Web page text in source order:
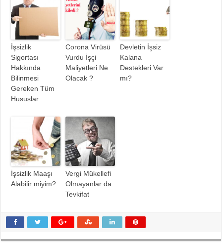
İşsizlik
Sigortası
Hakkında
Bilinmesi
Gereken Tüm
Hususlar
Corona Virüsü
Vurdu İşçi
Maliyetleri Ne
Olacak ?
Devletin İşsiz
Kalana
Destekleri Var
mı?
İşsizlik Maaşı
Alabilir miyim?
Vergi Mükellefi
Olmayanlar da
Tevkifat